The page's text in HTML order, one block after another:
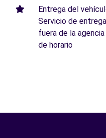
Entrega del
Servicio de
fuera de la
de horario